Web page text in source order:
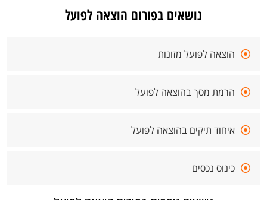
נושאים בפורום הוצאה לפועל
הוצאה לפועל מזונות
הרמת מסך בהוצאה לפועל
איחוד תיקים בהוצאה לפועל
כינוס נכסים